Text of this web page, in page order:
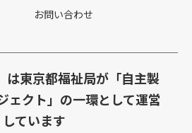
お問い合わせ
は東京都福祉局が「自主製
ェクト」の一環として運営
しています